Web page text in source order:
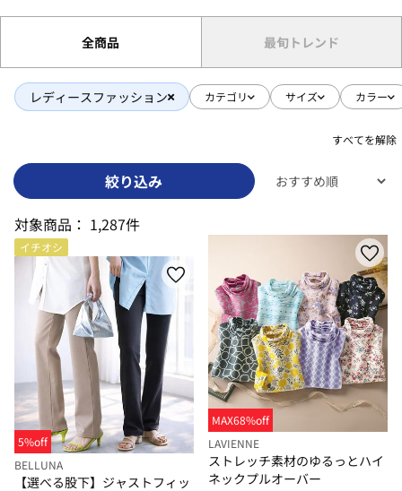
全商品 最旬トレンド
レディースファッション カテゴリ サイズ カラー
すべてを解除
絞り込み
対象商品： 1,287件
イチオシ
5%off
BELLUNA
【選べる股下】ジャストフィッ
MAX68%off
LAVIENNE
ストレッチ素材のゆるっとハイ
ネックプルオーバー